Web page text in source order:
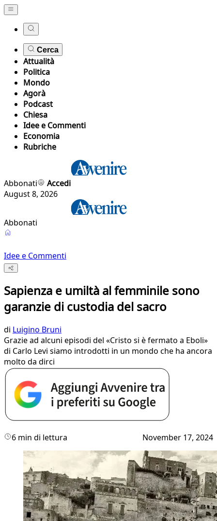
Cerca
Attualità
Politica
Mondo
Agorà
Podcast
Chiesa
Idee e Commenti
Economia
Rubriche
Abbonati
Accedi
August 8, 2026
Abbonati
Idee e Commenti
Sapienza e umiltà al femminile sono
garanzie di custodia del sacro
di Luigino Bruni
Grazie ad alcuni episodi del «Cristo si è fermato a Eboli»
di Carlo Levi siamo introdotti in un mondo che ha ancora
molto da dirci
6 min di lettura November 17, 2024